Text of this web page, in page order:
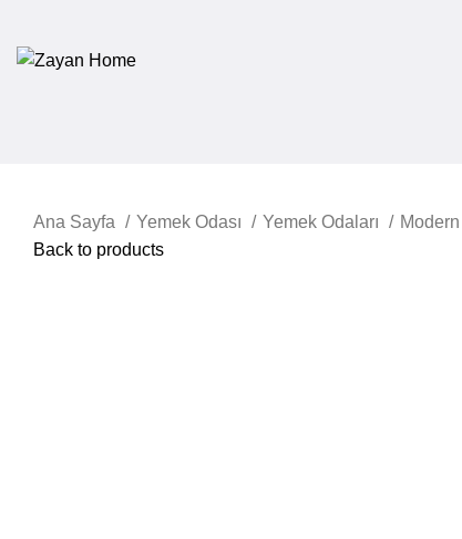
Ana Sayfa
Yemek Odası Yemek Odaları
Back to products